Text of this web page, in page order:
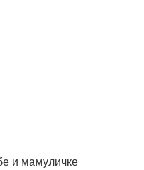
и мамуличке